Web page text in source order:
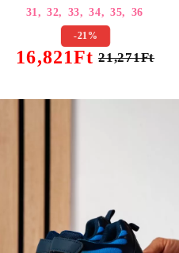
31, 32, 33, 34, 35, 36
-21%
16,821Ft 21,271Ft